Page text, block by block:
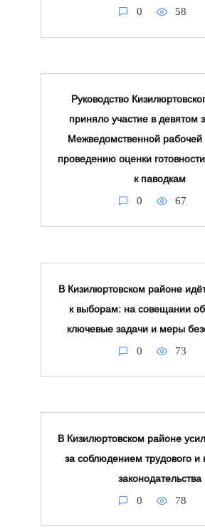
0 58
Руководство
приняло участие в девятом
Межведомственной рабочей
проведению оценки
к паводкам
0 67
В Кизилюртовском районе
к выборам: на совещании
ключевые задачи и меры
0 73
В Кизилюртовском районе
за соблюдением трудового и
законодательства
0 78